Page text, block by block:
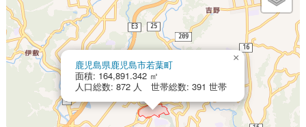
鹿児島県鹿児島市若葉町
面積: 164,891.342 ㎡
人口総数: 872 人 世帯総数: 391 世帯
×